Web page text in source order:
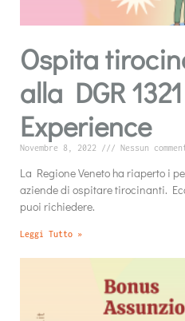
Ospita
alla DGR
Experience
Novembre 8, 2022 Nessun
La Regione Veneto ha riaperto i
aziende di ospitare tirocinanti.
puoi richiedere.
Leggi Tutto »